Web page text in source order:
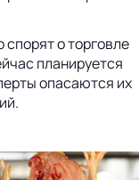
о торговле
планируется
опасаются их